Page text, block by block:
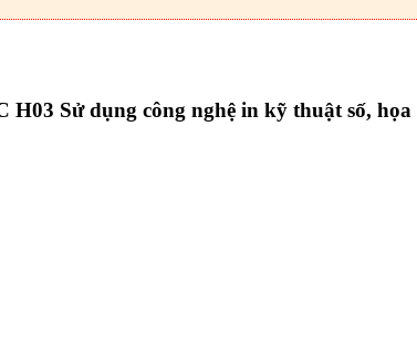
H03 Sử dụng công nghệ in kỹ thuật số,